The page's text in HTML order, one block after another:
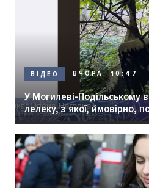
ВІДЕО ВЧОРА, 10:47
У Могилеві-Подільському
лелеку, з якої, ймовірно,